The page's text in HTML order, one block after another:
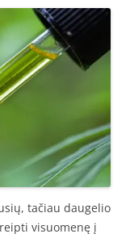
tačiau daugelio
visuomenę į